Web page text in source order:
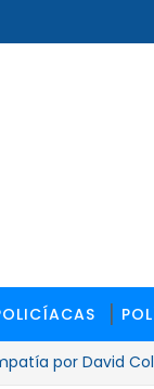
David Collado